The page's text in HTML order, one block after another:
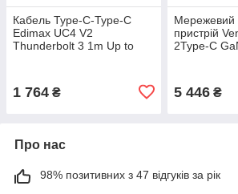
Кабель Type-C-Type-C
Edimax UC4 V2
Thunderbolt 3 1m Up to
1 764 ₴
Мережевий
пристрій
2Type-C
5 446₴
Про нас
98% позитивних з 47 відгуків за рік